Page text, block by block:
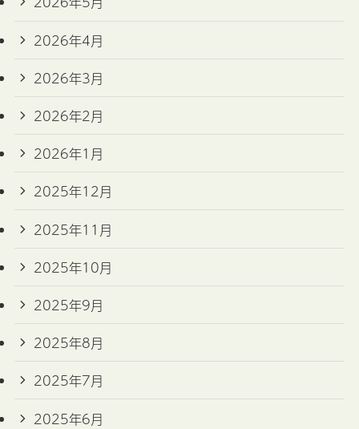
2026年4月
2026年3月
2026年2月
2026年1月
2025年12月
2025年11月
2025年10月
2025年9月
2025年8月
2025年7月
2025年6月